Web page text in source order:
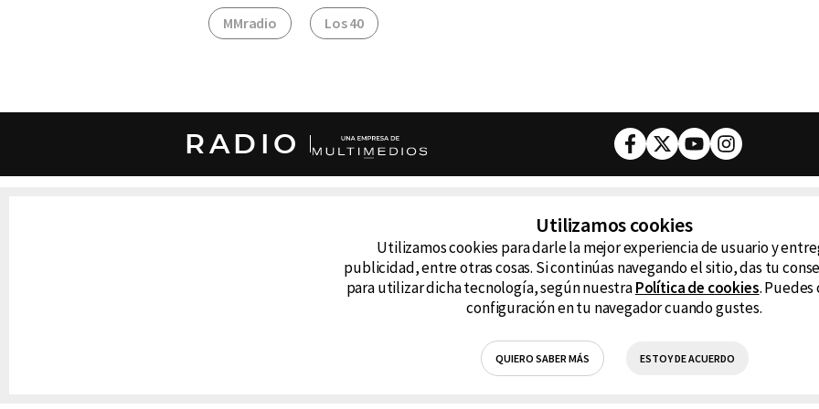
MMradio Los 40
RADIO Facebook
TwitterYoutubeInstagram
cualquier medio electrónico o magnético.
D99
La Caliente
RG Deportiva
Utilizamos cookies
Utilizamos cookies para darle la mejor experiencia de usuario y
publicidad, entre otras cosas. Si continúas navegando el sitio, das tu
para utilizar dicha tecnología, según nuestraPolítica de cookies. Puedes
configuración en tu navegador cuando gustes.
QUIERO SABER MÁS ESTOY DE ACUERDO